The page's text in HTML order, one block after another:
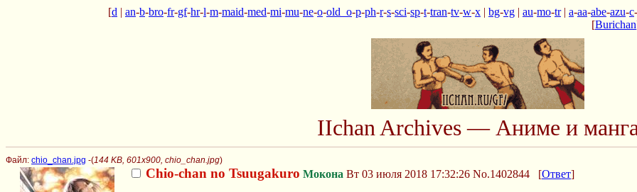
[d | an-b-bro-fr-gf-hr-l-m-maid-med-mi-mu-ne-o-old_o-p-ph-r-s-sci-sp-t-tran-tv-w-x | bg-vg | au-mo-tr| a-aa-abe-azu-c-
[Burichan
IIchan Archives — Аниме и
Файл: chio_chan.jpg -(144 KB, 601x900, chio_chan.jpg)
Chio-chan no Tsuugakuro Мокона Вт 03 июля 2018 17:32:26 No.1402844 [Ответ]